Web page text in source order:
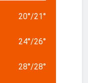
20°/21°
24°/26°
28°/28°